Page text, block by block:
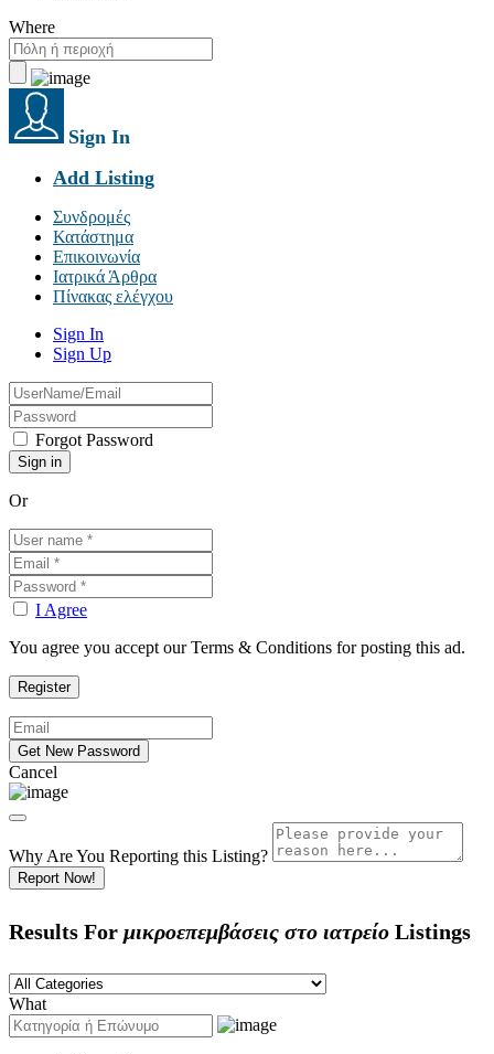
Where
Sign In
Add Listing
Συνδρομές
Κατάστημα
Επικοινωνία
Ιατρικά Άρθρα
Πίνακας ελέγχου
Sign In
Sign Up
Forgot Password
Or
I Agree
You agree you accept our Terms & Conditions for posting this ad.
Cancel
Why Are You Reporting this Listing?
Report Now!
Results For μικροεπεμβάσεις στο ιατρείο Listings
What